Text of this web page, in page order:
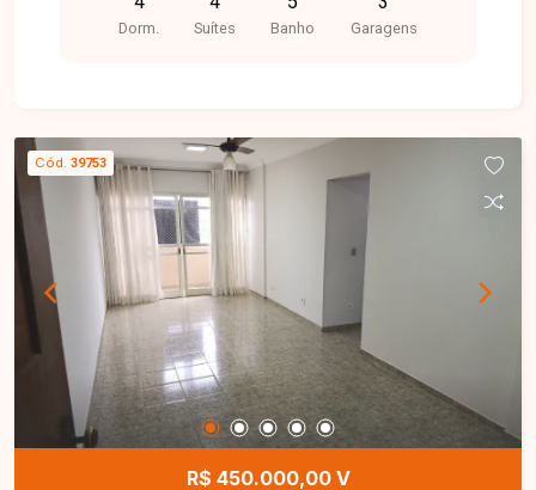
Dorm. Suítes Banho Garagens
Cód. 39753
R$ 450.000,00 V